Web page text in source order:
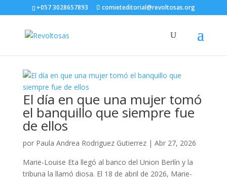
+057 3028657893 comieteditorial@revoltosas.org
El día en que una mujer tomó
el banquillo que siempre fue
de ellos
por Paula Andrea Rodriguez Gutierrez| Abr 27, 2026
Marie-Louise Eta llegó al banco del Union Berlín y la
tribuna la llamó diosa. El 18 de abril de 2026, Marie-